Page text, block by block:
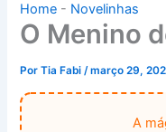
Home - Novelinhas
O Menino
PorTia Fabi/março 29,
A